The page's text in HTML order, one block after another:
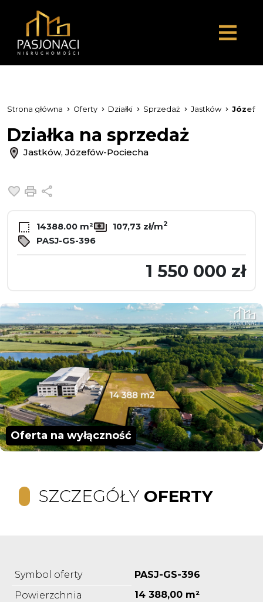
Strona główna Oferty Działki Sprzedaż Jastków
Działka na sprzedaż
Jastków, Józefów-Pociecha
Dodaj do ulubionych
Drukuj
14388.00 m² 107,73 zł/m2
PASJ-GS-396
1 550 000 zł
Oferta na wyłączność
SZCZEGÓŁY OFERTY
Symbol oferty
PASJ-GS-396
Powierzchnia
14 388,00 m²